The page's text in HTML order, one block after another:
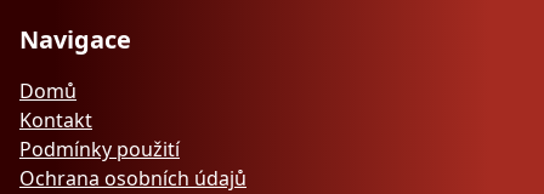
Navigace
Domů
Kontakt
Podmínky použití
Ochrana osobních údajů